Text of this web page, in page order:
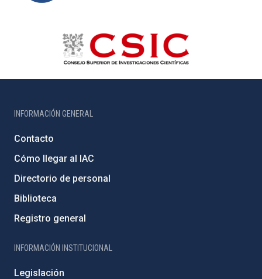
INFORMACIÓN GENERAL
Contacto
Cómo llegar al IAC
Directorio de personal
Biblioteca
Registro general
INFORMACIÓN INSTITUCIONAL
Legislación